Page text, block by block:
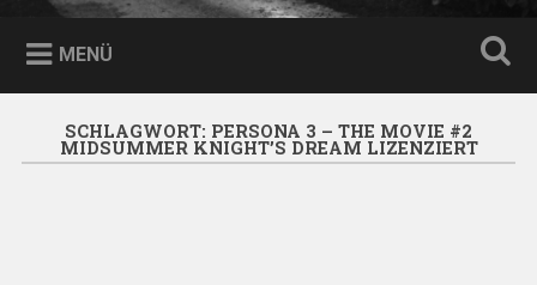
MENÜ
SCHLAGWORT: PERSONA 3 – THE MOVIE #2
MIDSUMMER KNIGHT’S DREAM LIZENZIERT